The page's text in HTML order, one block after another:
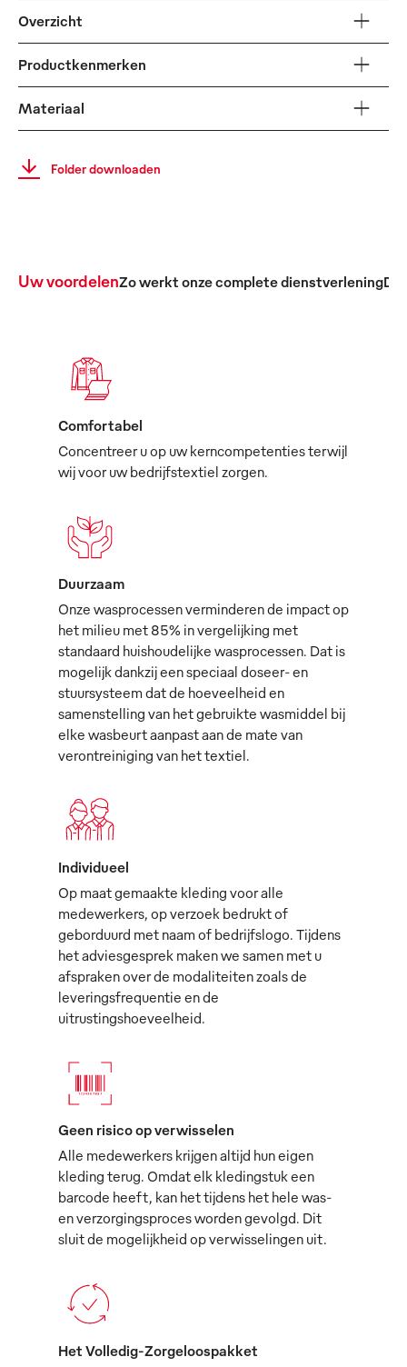
Overzicht
Productkenmerken
Materiaal
Folder downloaden
Uw voordelenZo werkt onze complete dienstverleningDe
Comfortabel
Concentreer u op uw kerncompetenties terwijl
wij voor uw bedrijfstextiel zorgen.
Duurzaam
Onze wasprocessen verminderen de impact op
het milieu met 85% in vergelijking met
standaard huishoudelijke wasprocessen. Dat is
mogelijk dankzij een speciaal doseer- en
stuursysteem dat de hoeveelheid en
samenstelling van het gebruikte wasmiddel bij
elke wasbeurt aanpast aan de mate van
verontreiniging van het textiel.
Individueel
Op maat gemaakte kleding voor alle
medewerkers, op verzoek bedrukt of
geborduurd met naam of bedrijfslogo. Tijdens
het adviesgesprek maken we samen met u
afspraken over de modaliteiten zoals de
leveringsfrequentie en de
uitrustingshoeveelheid.
Geen risico op verwisselen
Alle medewerkers krijgen altijd hun eigen
kleding terug. Omdat elk kledingstuk een
barcode heeft, kan het tijdens het hele was-
en verzorgingsproces worden gevolgd. Dit
sluit de mogelijkheid op verwisselingen uit.
Het Volledig-Zorgeloospakket